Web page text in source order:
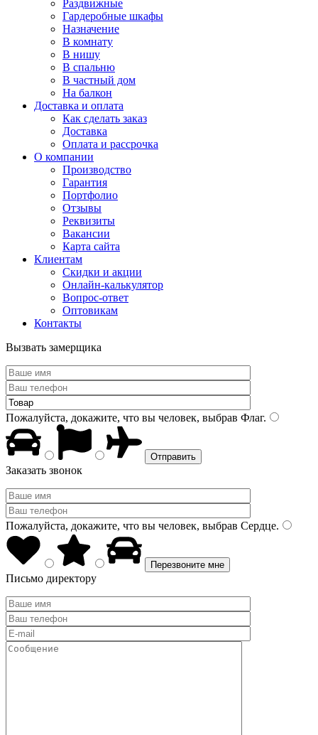
Раздвижные
Гардеробные шкафы
Назначение
В комнату
В нишу
В спальню
В частный дом
На балкон
Доставка и оплата
Как сделать заказ
Доставка
Оплата и рассрочка
О компании
Производство
Гарантия
Портфолио
Отзывы
Реквизиты
Вакансии
Карта сайта
Клиентам
Скидки и акции
Онлайн-калькулятор
Вопрос-ответ
Оптовикам
Контакты
Вызвать замерщика
Пожалуйста, докажите, что вы человек, выбрав Флаг.
Заказать звонок
Пожалуйста, докажите, что вы человек, выбрав Сердце.
Письмо директору